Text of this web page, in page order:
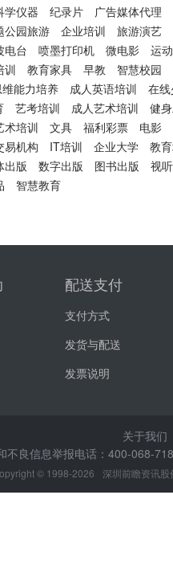
学仪器 纪录片
广告媒体代理
公园旅游 企业培训
旅游演艺
电台 喷墨打印机 微电影
运
训 教育家具 早教
智慧校园
能力培养 成人英语培训
在
艺考培训 成人艺术培训
健
术培训 文具 福利彩票
电影
易机构 IT培训 企业大学
教
出版 数字出版 图书出版
视
智慧教育
配送支付
支付方式
发货与配送
发票说明
关于我们
不良信息举报电话：400-068-
© 1998-2026 深圳前瞻资讯股